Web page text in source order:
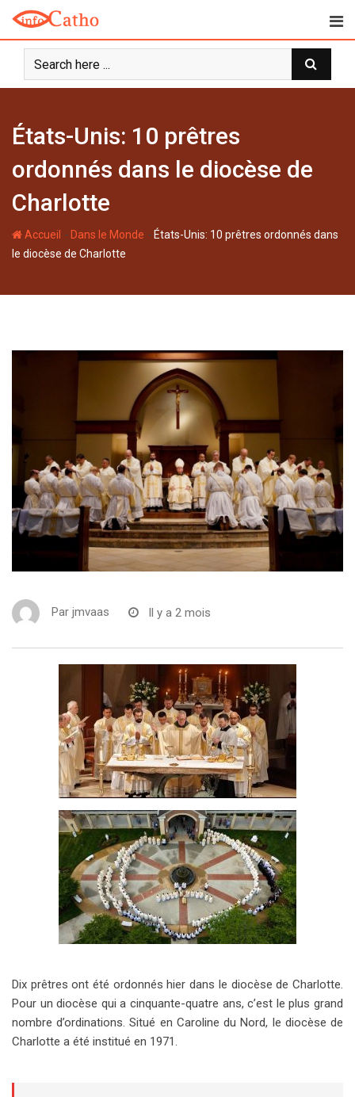
t
États-Unis: 10 prêtres
ordonnés dans le diocèse de
Charlotte
Accueil - Dans le Monde - États-Unis: 10 prêtres ordonnés dans
le diocèse de Charlotte
Par jmvaas Il y a 2 mois
Dix prêtres ont été ordonnés hier dans le diocèse de Charlotte.
Pour un diocèse qui a cinquante-quatre ans, c’est le plus grand
nombre d’ordinations. Situé en Caroline du Nord, le diocèse de
Charlotte a été institué en 1971.